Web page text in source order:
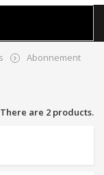
Abonnement
There are 2 products.